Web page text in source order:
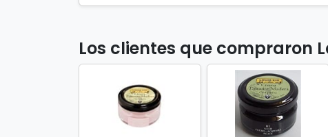
Los clientes que compraron